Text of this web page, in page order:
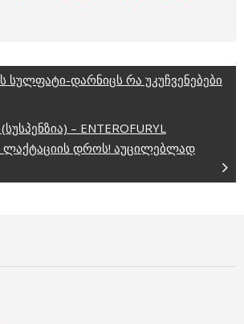
სულფატი-დარნიცს რა უკუჩვენებები
– ENTEROFURYL
დროს! აუცილებლად